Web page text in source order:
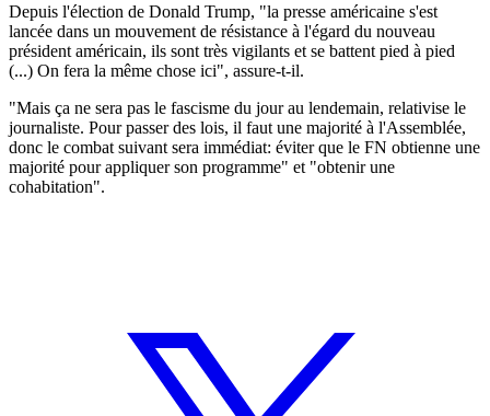
Depuis l'élection de Donald Trump, "la presse américaine s'est
lancée dans un mouvement de résistance à l'égard du nouveau
président américain, ils sont très vigilants et se battent pied à pied
(...) On fera la même chose ici", assure-t-il.
"Mais ça ne sera pas le fascisme du jour au lendemain, relativise le
journaliste. Pour passer des lois, il faut une majorité à l'Assemblée,
donc le combat suivant sera immédiat: éviter que le FN obtienne une
majorité pour appliquer son programme" et "obtenir une
cohabitation".